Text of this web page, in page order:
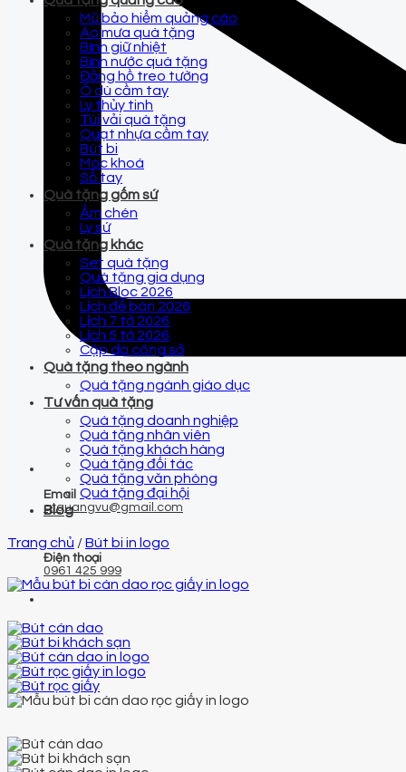
Email
qtquangvu@gmail.com
Điện thoại
0961 425 999
Mũ bảo hiểm quảng cáo
Áo mưa quà tặng
Bình giữ nhiệt
Bình nước quà tặng
Đồng hồ treo tường
Ô dù cầm tay
Ly thủy tinh
Túi vải quà tặng
Quạt nhựa cầm tay
Bút bi
Móc khoá
Sổ tay
Quà tặng gốm sứ
Ấm chén
Ly sứ
Quà tặng khác
Set quà tặng
Quà tặng gia dụng
Lịch Bloc 2026
Lịch để bàn 2026
Lịch 7 tờ 2026
Lịch 5 tờ 2026
Cặp da công sở
Quà tặng theo ngành
Quà tặng ngành giáo dục
Tư vấn quà tặng
Quà tặng doanh nghiệp
Quà tặng nhân viên
Quà tặng khách hàng
Quà tặng đối tác
Quà tặng văn phòng
Quà tặng đại hội
Blog
Trang chủ /Bút bi in logo